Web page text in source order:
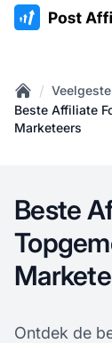
:site.title
Home
/
Beste Affiliate
Marketeers
Beste
Ontdek de